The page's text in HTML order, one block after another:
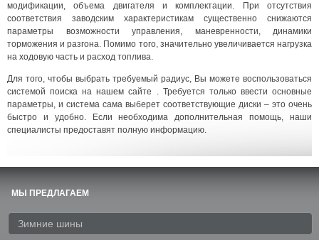
модификации, объема двигателя и комплектации. При отсутствия
соответствия заводским характеристикам существенно снижаются
параметры возможности управления, маневренности, динамики
торможения и разгона. Помимо того, значительно увеличивается нагрузка
на ходовую часть и расход топлива.
Для того, чтобы выбрать требуемый радиус, Вы можете воспользоваться
системой поиска на нашем сайте . Требуется только ввести основные
параметры, и система сама выберет соответствующие диски – это очень
быстро и удобно. Если необходима дополнительная помощь, наши
специалисты предоставят полную информацию.
МЫ ПРЕДЛАГАЕМ
Зимние шины